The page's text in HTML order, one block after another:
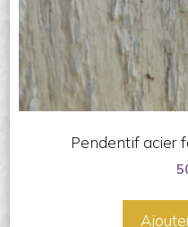
Pendentif acier